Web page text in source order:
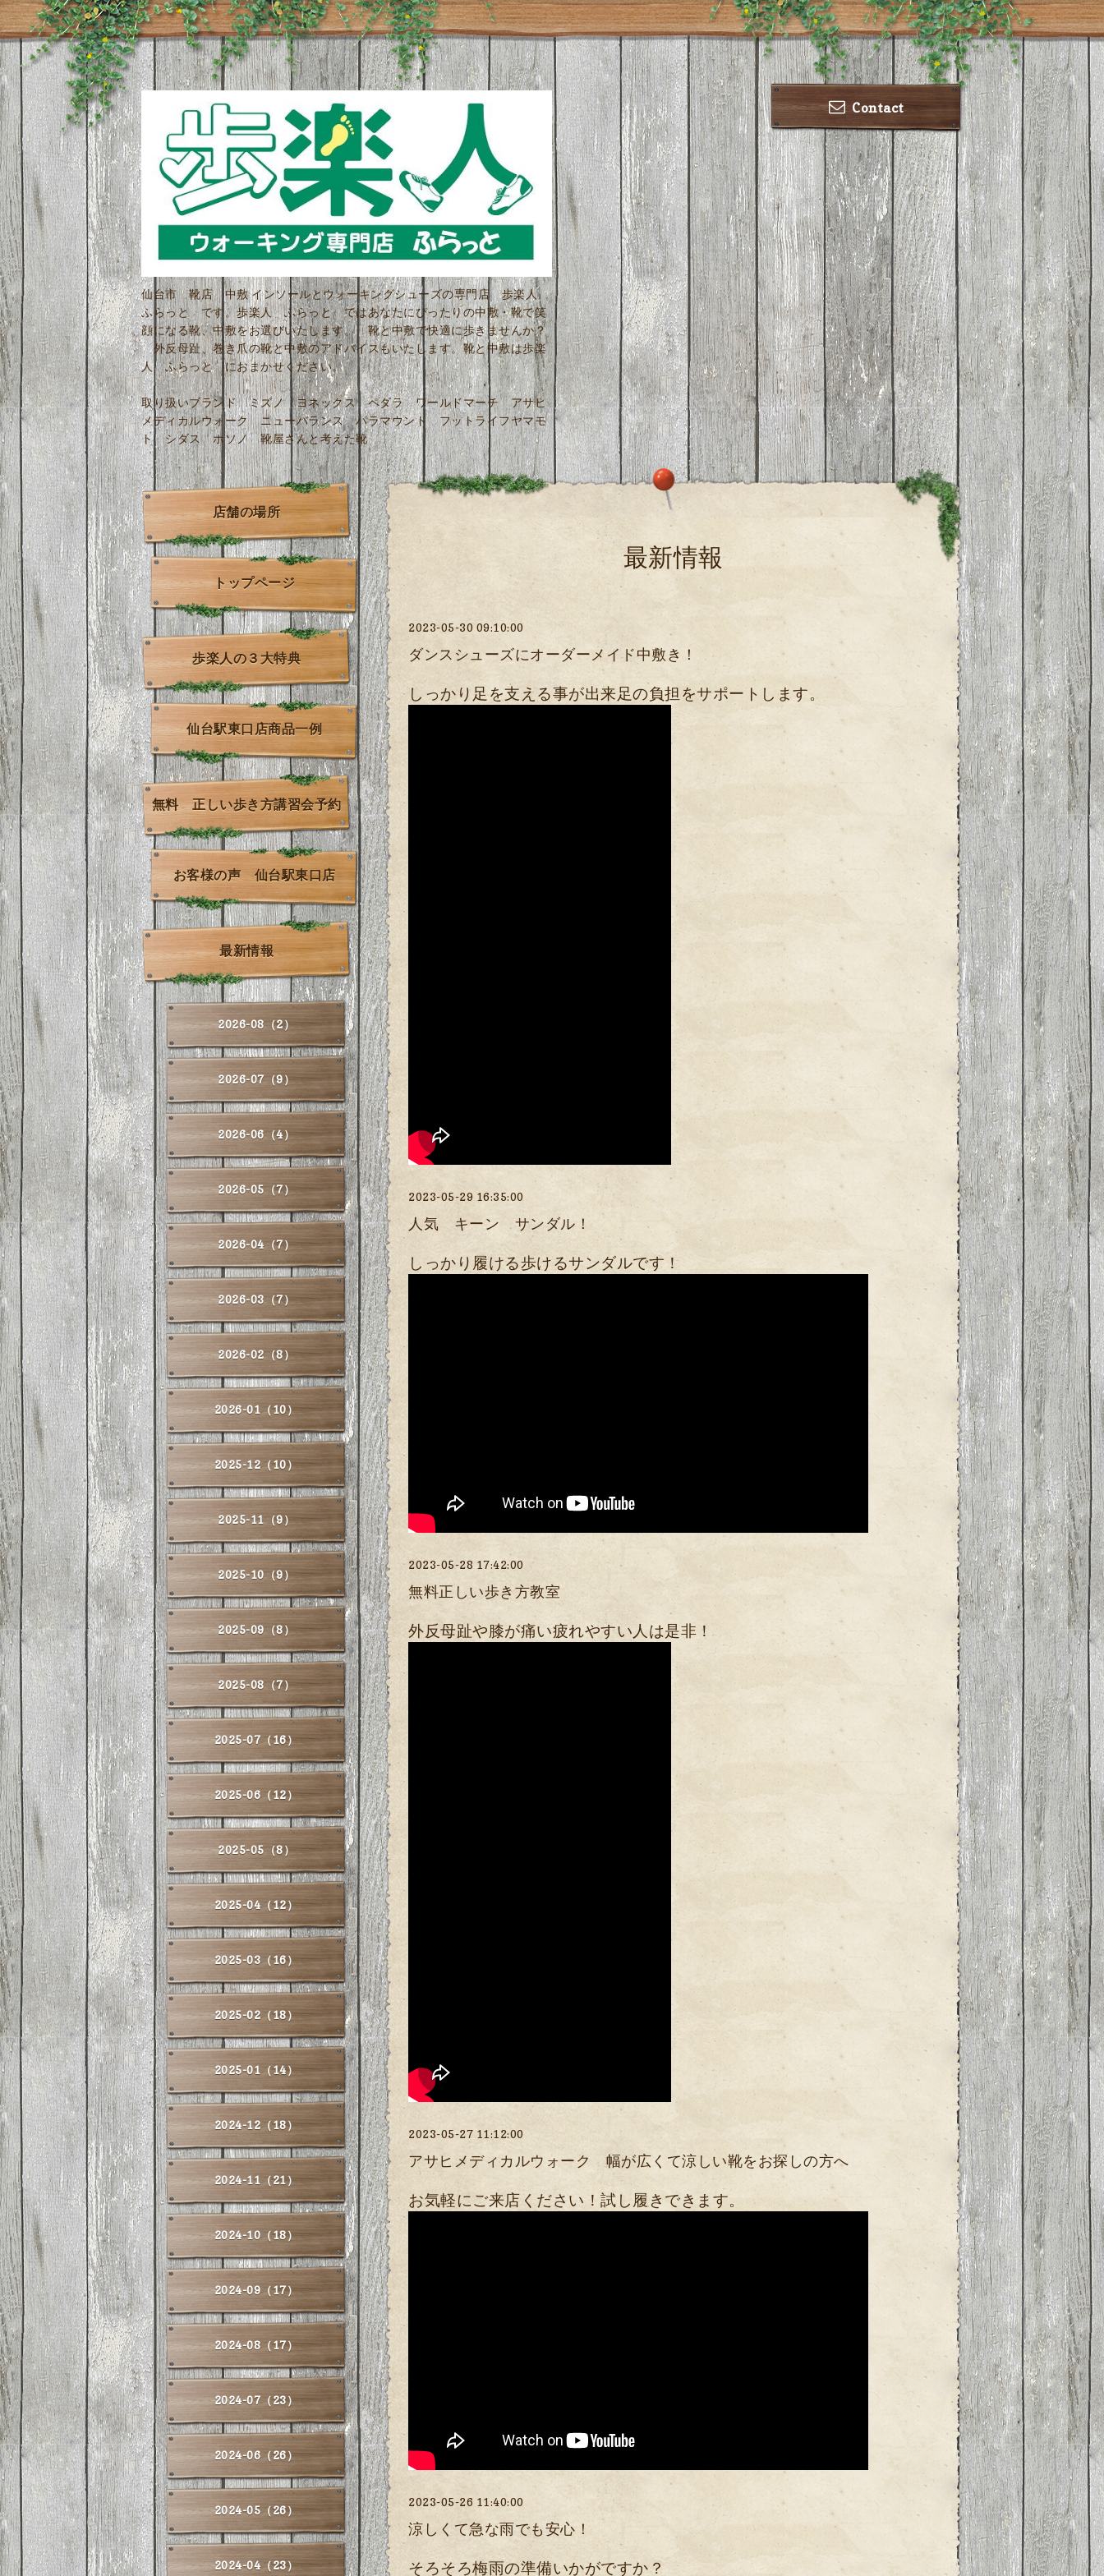
Contact
仙台市 靴店 中敷 インソールとウォーキングシューズの専門店 歩楽人
ふらっと です。歩楽人 ふらっと ではあなたにぴったりの中敷・靴で笑
顔になる靴、中敷をお選びいたします。 靴と中敷で快適に歩きませんか？
外反母趾、巻き爪の靴と中敷のアドバイスもいたします。靴と中敷は歩楽
人 ふらっと におまかせください。
取り扱いブランド ミズノ ヨネックス ペダラ ワールドマーチ アサヒ
メディカルウォーク ニューバランス パラマウント フットライフヤマモ
ト シダス ホソノ 靴屋さんと考えた靴
最新情報
2023-05-30 09:10:00
ダンスシューズにオーダーメイド中敷き！
しっかり足を支える事が出来足の負担をサポートします。
2023-05-29 16:35:00
人気 キーン サンダル！
しっかり履ける歩けるサンダルです！
2023-05-28 17:42:00
無料正しい歩き方教室
外反母趾や膝が痛い疲れやすい人は是非！
2023-05-27 11:12:00
アサヒメディカルウォーク 幅が広くて涼しい靴をお探しの方へ
お気軽にご来店ください！試し履きできます。
2023-05-26 11:40:00
涼しくて急な雨でも安心！
そろそろ梅雨の準備いかがですか？
店舗の場所
トップページ
歩楽人の３大特典
仙台駅東口店商品一例
無料 正しい歩き方講習会予約
お客様の声 仙台駅東口店
最新情報
2026-08（2）
2026-07（9）
2026-06（4）
2026-05（7）
2026-04（7）
2026-03（7）
2026-02（8）
2026-01（10）
2025-12（10）
2025-11（9）
2025-10（9）
2025-09（8）
2025-08（7）
2025-07（16）
2025-06（12）
2025-05（8）
2025-04（12）
2025-03（16）
2025-02（18）
2025-01（14）
2024-12（18）
2024-11（21）
2024-10（18）
2024-09（17）
2024-08（17）
2024-07（23）
2024-06（26）
2024-05（26）
2024-04（23）